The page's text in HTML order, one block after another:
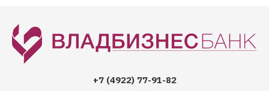
+7 (4922) 77-91-82